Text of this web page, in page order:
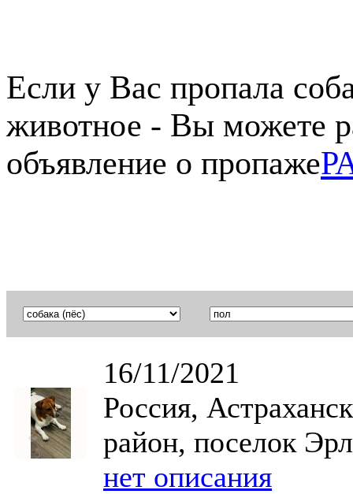
Если у Вас пропала
животное - Вы можете
объявление о пропаже
16/11/2021
Россия,
район, поселок
нет описания